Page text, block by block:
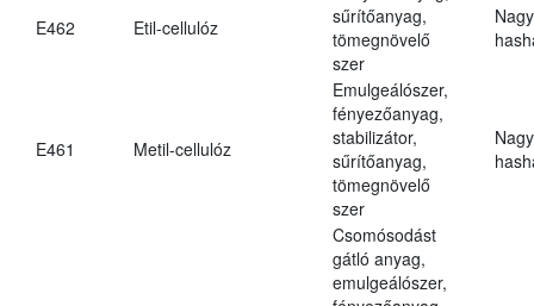
E462 Etil-cellulóz
sűrítőanyag,
tömegnövelő
szer
E461 Metil-cellulóz
Emulgeálószer,
fényezőanyag,
stabilizátor,
sűrítőanyag,
tömegnövelő
szer
Csomósodást
gátló anyag,
emulgeálószer,